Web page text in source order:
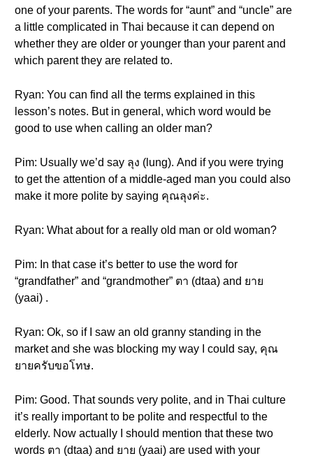
one of your parents. The words for “aunt” and “uncle” are
a little complicated in Thai because it can depend on
whether they are older or younger than your parent and
which parent they are related to.
Ryan: You can find all the terms explained in this
lesson’s notes. But in general, which word would be
good to use when calling an older man?
Pim: Usually we’d say ลุง (lung). And if you were trying
to get the attention of a middle-aged man you could also
make it more polite by saying คุณลุงค่ะ.
Ryan: What about for a really old man or old woman?
Pim: In that case it’s better to use the word for
“grandfather” and “grandmother” ตา (dtaa) and ยาย
(yaai) .
Ryan: Ok, so if I saw an old granny standing in the
market and she was blocking my way I could say, คุณ
ยายครับขอโทษ.
Pim: Good. That sounds very polite, and in Thai culture
it’s really important to be polite and respectful to the
elderly. Now actually I should mention that these two
words ตา (dtaa) and ยาย (yaai) are used with your